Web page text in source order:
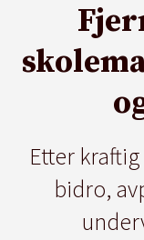
Etter
bidro,